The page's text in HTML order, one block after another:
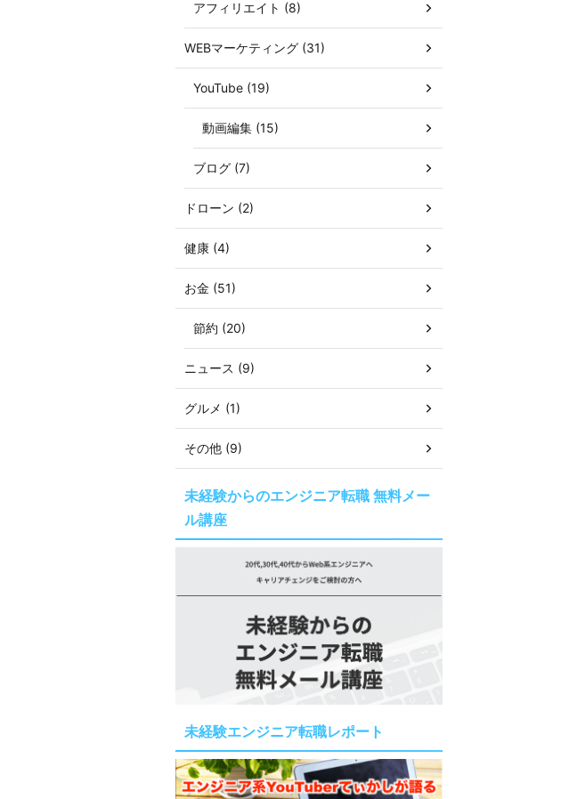
アフィリエイト (8)
WEBマーケティング (31)
YouTube (19)
動画編集 (15)
ブログ (7)
ドローン (2)
健康 (4)
お金 (51)
節約 (20)
ニュース (9)
グルメ (1)
その他 (9)
未経験からのエンジニア転職 無料メー
ル講座
未経験エンジニア転職レポート